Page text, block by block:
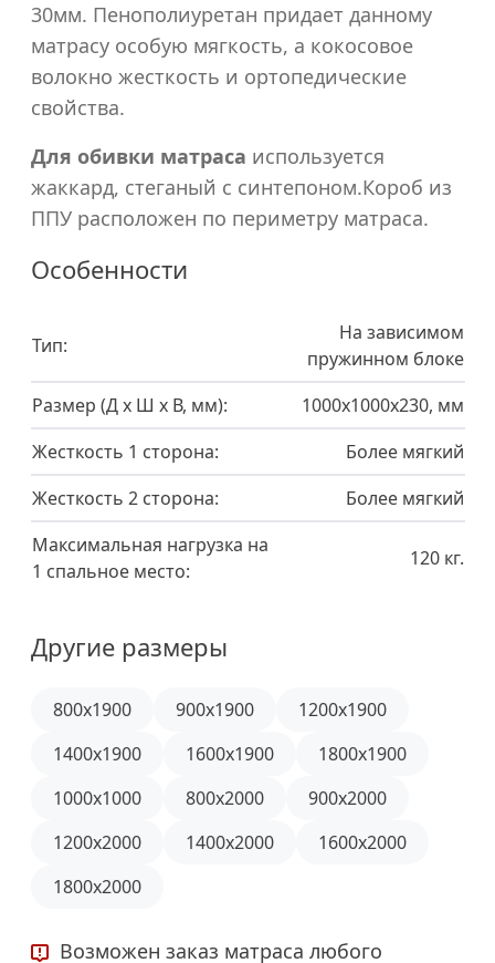
30мм. Пенополиуретан придает данному
матрасу особую мягкость, а кокосовое
волокно жесткость и ортопедические
свойства.
Для обивки матраса используется
жаккард, стеганый с синтепоном.Короб из
ППУ расположен по периметру матраса.
Особенности
Тип:
На зависимом
пружинном блоке
Размер (Д х Ш х В, мм):
1000x1000x230, мм
Жесткость 1 сторона:
Более мягкий
Жесткость 2 сторона:
Более мягкий
Максимальная нагрузка на
1 спальное место:
120 кг.
Другие размеры
800x1900 900x1900
1200x1900
1400x1900
1600x1900
1800x1900
1000x1000
800x2000
900x2000
1200x2000
1400x2000
1600x2000
1800x2000
Возможен заказ матраса любого